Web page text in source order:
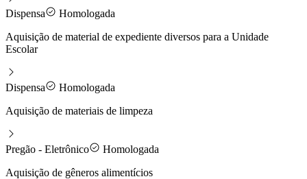
Dispensa
Homologada
Aquisição de material de expediente diversos para a Unidade
Escolar
Dispensa
Homologada
Aquisição de materiais de limpeza
Pregão - Eletrônico
Homologada
Aquisição de gêneros alimentícios